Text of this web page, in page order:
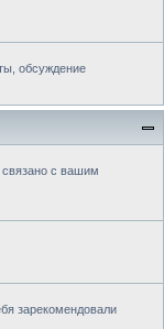
обсуждение
с вашим
зарекомендовали